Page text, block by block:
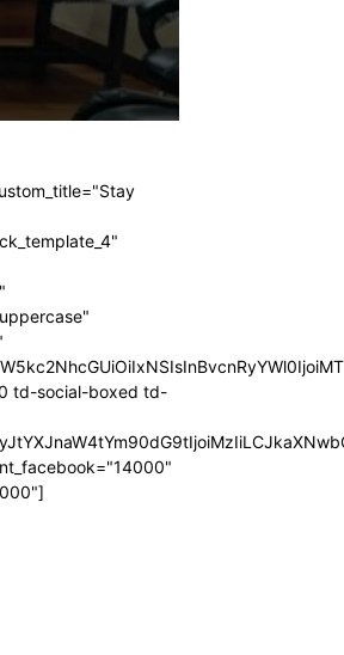
td-social-boxed td-